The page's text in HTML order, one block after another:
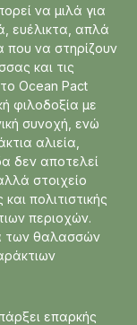
να μιλά για
ευέλικτα, απλά
που να στηρίζουν
και τις
Ocean Pact
φιλοδοξία με
συνοχή, ενώ
αλιεία,
δεν αποτελεί
στοιχείο
πολιτιστικής
περιοχών.
των θαλασσών
επαρκής